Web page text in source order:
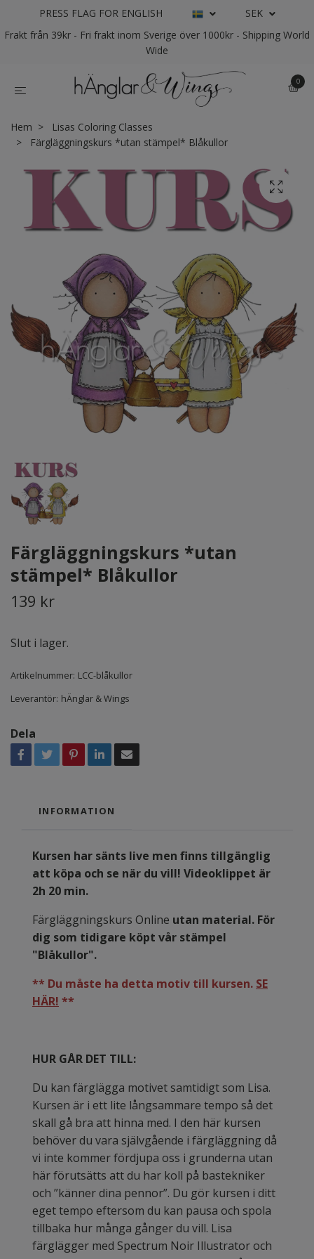
PRESS FLAG FOR ENGLISH
SEK
Frakt från 39kr - Fri frakt inom Sverige över 1000kr - Shipping World
Wide
0
Hem
Lisas Coloring Classes
Färgläggningskurs *utan stämpel* Blåkullor
Färgläggningskurs *utan
stämpel* Blåkullor
139 kr
Slut i lager.
Artikelnummer: LCC-blåkullor
Leverantör: hÄnglar & Wings
Dela
INFORMATION
Kursen har sänts live men finns tillgänglig
att köpa och se när du vill! Videoklippet är
2h 20 min.
Färgläggningskurs Online utan material. För
dig som tidigare köpt vår stämpel
"Blåkullor".
** Du måste ha detta motiv till kursen. SE
HÄR! **
HUR GÅR DET TILL:
Du kan färglägga motivet samtidigt som Lisa.
Kursen är i ett lite långsammare tempo så det
skall gå bra att hinna med. I den här kursen
behöver du vara självgående i färgläggning då
vi inte kommer fördjupa oss i grunderna utan
här förutsätts att du har koll på bastekniker
och ”känner dina pennor”. Du gör kursen i ditt
eget tempo eftersom du kan pausa och spola
tillbaka hur många gånger du vill. Lisa
färglägger med Spectrum Noir Illustrator och